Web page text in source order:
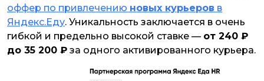
оффер по привлечению новых курьеров в
Яндекс.Еду. Уникальность заключается в очень
гибкой и предельно высокой ставке — от 240 ₽
до 35 200 ₽ за одного активированного курьера.